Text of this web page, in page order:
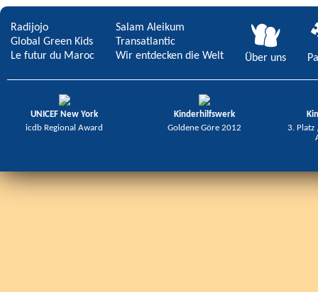
Radijojo
Global Green Kids
Le futur du Maroc
Salam Aleikum
Transatlantic
Wir entdecken die Welt
Über uns
UNICEF New York
icdb Regional Award
Kinderhilfswerk
Goldene Göre 2012
3. Platz